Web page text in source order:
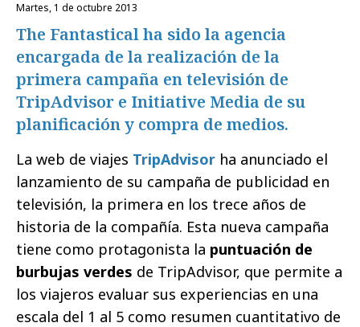
martes, 1 de octubre 2013
The Fantastical ha sido la agencia
encargada de la realización de la
primera campaña en televisión de
TripAdvisor e Initiative Media de su
planificación y compra de medios.
La web de viajes TripAdvisor ha anunciado el
lanzamiento de su campaña de publicidad en
televisión, la primera en los trece años de
historia de la compañía. Esta nueva campaña
tiene como protagonista la puntuación de
burbujas verdes de TripAdvisor, que permite a
los viajeros evaluar sus experiencias en una
escala del 1 al 5 como resumen cuantitativo de